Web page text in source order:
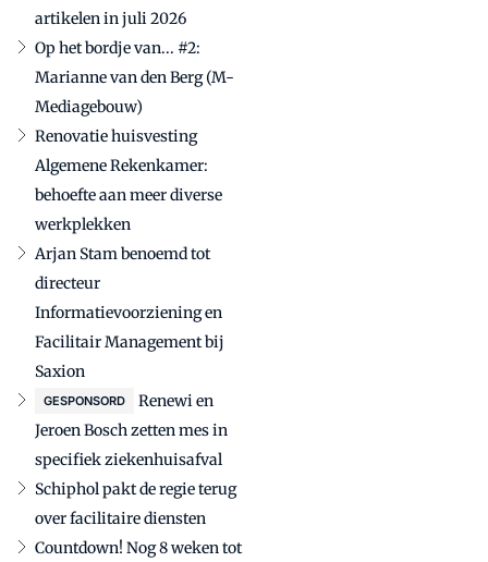
artikelen in juli 2026
Op het bordje van... #2:
Marianne van den Berg (M-
Mediagebouw)
Renovatie huisvesting
Algemene Rekenkamer:
behoefte aan meer diverse
werkplekken
Arjan Stam benoemd tot
directeur
Informatievoorziening en
Facilitair Management bij
Saxion
GESPONSORD
Renewi en
Jeroen Bosch zetten mes in
specifiek ziekenhuisafval
Schiphol pakt de regie terug
over facilitaire diensten
Countdown! Nog 8 weken tot